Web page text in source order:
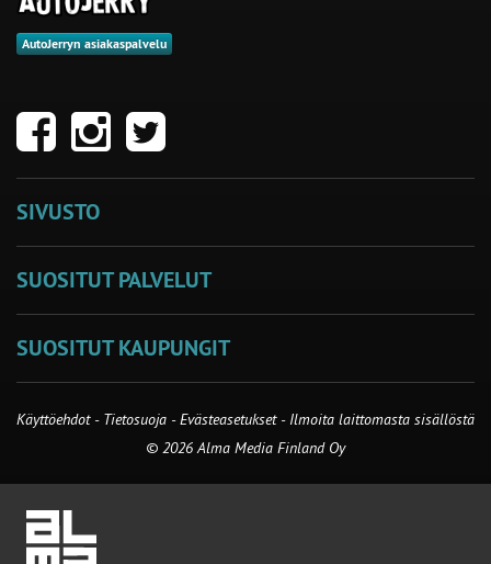
AutoJerryn asiakaspalvelu
SIVUSTO
SUOSITUT PALVELUT
SUOSITUT KAUPUNGIT
Käyttöehdot - Tietosuoja -Evästeasetukset- Ilmoita laittomasta sisällöstä
© 2026 Alma Media Finland Oy